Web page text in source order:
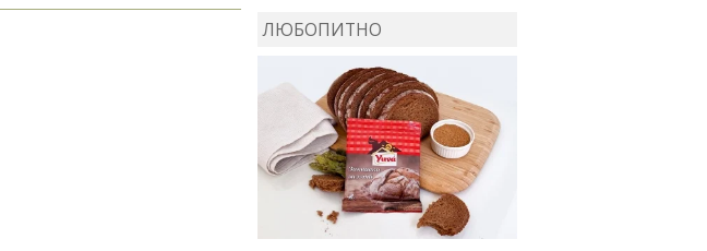
лимон
коментира рецептата
Киноа със зеленчуци
ЛЮБОПИТНО